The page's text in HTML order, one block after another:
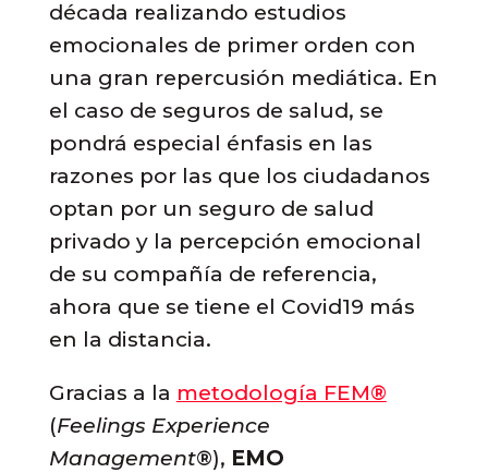
década realizando estudios
emocionales de primer orden con
una gran repercusión mediática. En
el caso de seguros de salud, se
pondrá especial énfasis en las
razones por las que los ciudadanos
optan por un seguro de salud
privado y la percepción emocional
de su compañía de referencia,
ahora que se tiene el Covid19 más
en la distancia.
Gracias a la metodología FEM®
(Feelings Experience
Management®), EMO